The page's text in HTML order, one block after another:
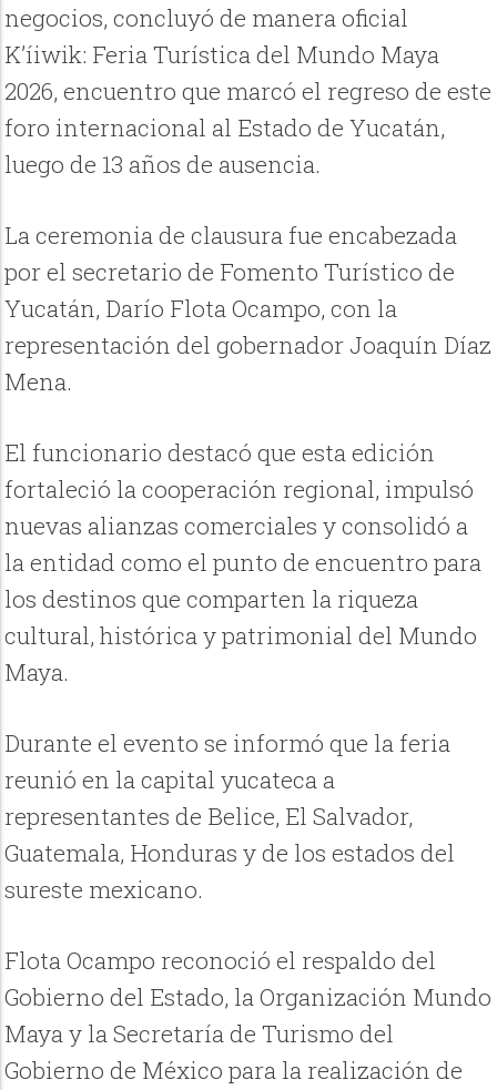
negocios, concluyó de manera oficial
K’íiwik: Feria Turística del Mundo Maya
2026, encuentro que marcó el regreso de este
foro internacional al Estado de Yucatán,
luego de 13 años de ausencia.
La ceremonia de clausura fue encabezada
por el secretario de Fomento Turístico de
Yucatán, Darío Flota Ocampo, con la
representación del gobernador Joaquín Díaz
Mena.
El funcionario destacó que esta edición
fortaleció la cooperación regional, impulsó
nuevas alianzas comerciales y consolidó a
la entidad como el punto de encuentro para
los destinos que comparten la riqueza
cultural, histórica y patrimonial del Mundo
Maya.
Durante el evento se informó que la feria
reunió en la capital yucateca a
representantes de Belice, El Salvador,
Guatemala, Honduras y de los estados del
sureste mexicano.
Flota Ocampo reconoció el respaldo del
Gobierno del Estado, la Organización Mundo
Maya y la Secretaría de Turismo del
Gobierno de México para la realización de